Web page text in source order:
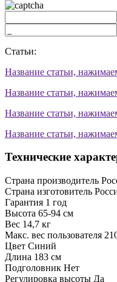
Статьи:
Название статьи,
Название статьи,
Название статьи,
Название статьи,
Технические
Страна производитель
Страна изготовитель
Гарантия 1 год
Высота 65-94 см
Вес 14,7 кг
Макс. вес пользователя
Цвет Синий
Длина 183 см
Подголовник Нет
Регулировка высоты Да